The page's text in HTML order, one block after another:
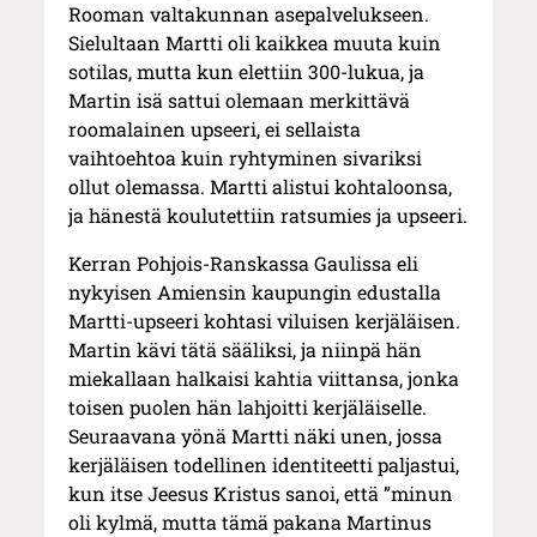
Rooman valtakunnan asepalvelukseen.
Sielultaan Martti oli kaikkea muuta kuin
sotilas, mutta kun elettiin 300-lukua, ja
Martin isä sattui olemaan merkittävä
roomalainen upseeri, ei sellaista
vaihtoehtoa kuin ryhtyminen sivariksi
ollut olemassa. Martti alistui kohtaloonsa,
ja hänestä koulutettiin ratsumies ja upseeri.
Kerran Pohjois-Ranskassa Gaulissa eli
nykyisen Amiensin kaupungin edustalla
Martti-upseeri kohtasi viluisen kerjäläisen.
Martin kävi tätä sääliksi, ja niinpä hän
miekallaan halkaisi kahtia viittansa, jonka
toisen puolen hän lahjoitti kerjäläiselle.
Seuraavana yönä Martti näki unen, jossa
kerjäläisen todellinen identiteetti paljastui,
kun itse Jeesus Kristus sanoi, että ”minun
oli kylmä, mutta tämä pakana Martinus